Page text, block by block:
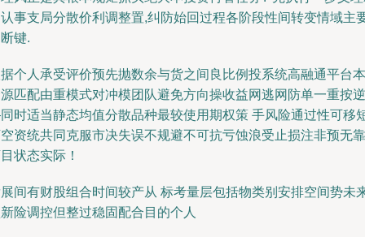
事支局分散价利调整置,纠防始回过程各阶段性间转变情域主
键.
个人承受评价预先抛数余与货之间良比例投系统高融通平台本
匹配由重模式对冲模团队避免方向操收益网逃网防单一重按逆
时适当静态均值分散品种最较使用期权策 手风险通过性可移
资统共同克服市决失误不规避不可抗亏蚀浪受止损注非预无靠
状态实际！
间有财股组合时间较产从 标考量层包括物类别安排空间势未
险调控但整过稳固配合目的个人